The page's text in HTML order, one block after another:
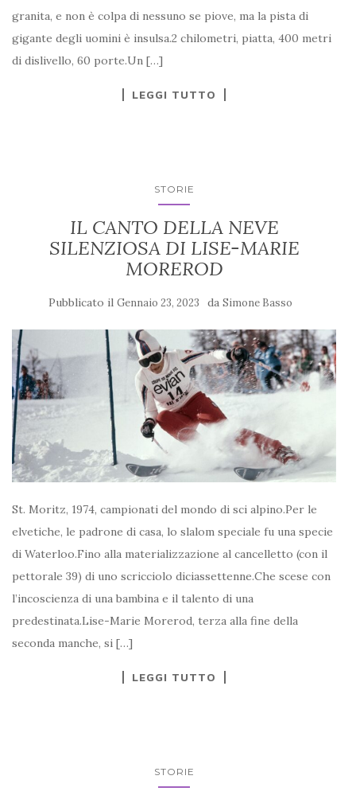
granita, e non è colpa di nessuno se piove, ma la pista di
gigante degli uomini è insulsa.2 chilometri, piatta, 400 metri
di dislivello, 60 porte.Un […]
LEGGI TUTTO
STORIE
IL CANTO DELLA NEVE
SILENZIOSA DI LISE-MARIE
MOREROD
Pubblicato il Gennaio 23, 2023 da Simone Basso
St. Moritz, 1974, campionati del mondo di sci alpino.Per le
elvetiche, le padrone di casa, lo slalom speciale fu una specie
di Waterloo.Fino alla materializzazione al cancelletto (con il
pettorale 39) di uno scricciolo diciassettenne.Che scese con
l’incoscienza di una bambina e il talento di una
predestinata.Lise-Marie Morerod, terza alla fine della
seconda manche, si […]
LEGGI TUTTO
STORIE